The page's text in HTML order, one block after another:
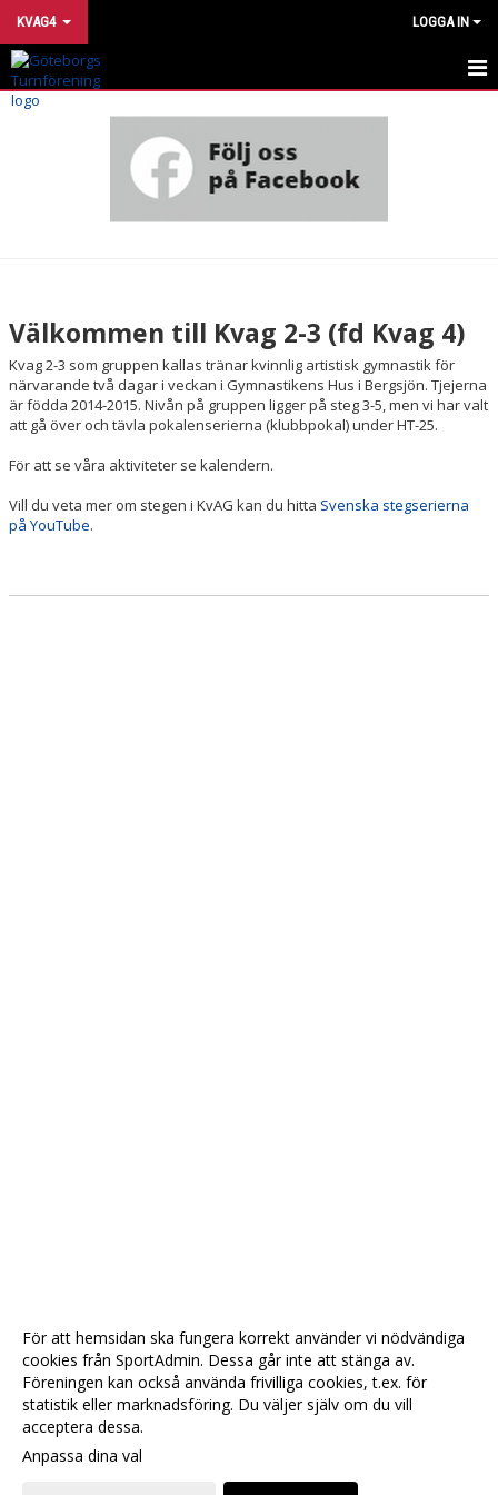
KVAG4 LOGGA IN
KVINNLIG AG
KVAG 2-3 (FD KVAG 4)
Välkommen till Kvag 2-3 (fd Kvag 4)
Kvag 2-3 som gruppen kallas tränar kvinnlig artistisk gymnastik för
närvarande två dagar i veckan i Gymnastikens Hus i Bergsjön. Tjejerna
är födda 2014-2015. Nivån på gruppen ligger på steg 3-5, men vi har valt
att gå över och tävla pokalenserierna (klubbpokal) under HT-25.
För att se våra aktiviteter se kalendern.
Vill du veta mer om stegen i KvAG kan du hitta Svenska stegserierna
på YouTube.
För att hemsidan ska fungera korrekt använder vi nödvändiga
cookies från SportAdmin. Dessa går inte att stänga av.
Föreningen kan också använda frivilliga cookies, t.ex. för
statistik eller marknadsföring. Du väljer själv om du vill
acceptera dessa.
Anpassa dina val